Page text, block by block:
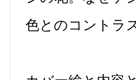
色とのコントラ